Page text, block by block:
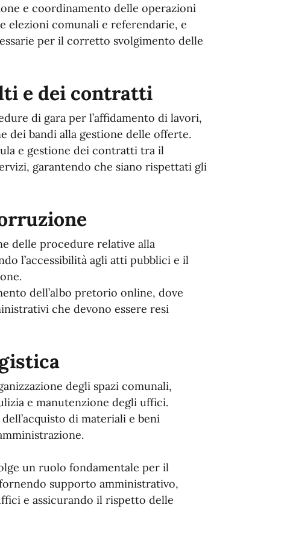
e coordinamento delle operazioni
elezioni comunali e referendarie, e
per il corretto svolgimento delle
e dei contratti
di gara per l’affidamento di lavori,
dei bandi alla gestione delle offerte.
e gestione dei contratti tra il
garantendo che siano rispettati gli
delle procedure relative alla
l’accessibilità agli atti pubblici e il
dell’albo pretorio online, dove
che devono essere resi
degli spazi comunali,
e manutenzione degli uffici.
di materiali e beni
un ruolo fondamentale per il
supporto amministrativo,
e assicurando il rispetto delle